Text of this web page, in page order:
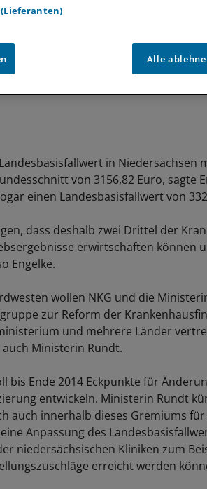
in Niedersachsen
von 3156,82 Euro, sagte
einen Landesbasisfallwert von
dass deshalb zwei Drittel der
erwirtschaften können
Engelke.
wollen NKG und die
zur Reform der
und mehrere Länder
Ministerin Rundt.
bis Ende 2014 Eckpunkte für
entwickeln. Ministerin Rundt
auch innerhalb dieses Gremiums
Anpassung des
niedersächsischen Kliniken zum
erreicht werden
Alle